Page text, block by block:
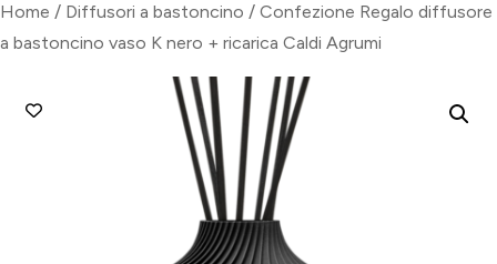
Home / Diffusori a bastoncino / Confezione Regalo diffusore
a bastoncino vaso K nero + ricarica Caldi Agrumi